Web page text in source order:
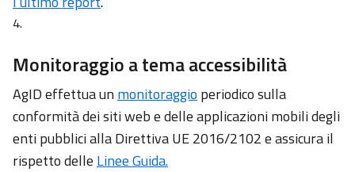
Monitoraggio a tema accessibilità
AgID effettua un monitoraggio periodico sulla
conformità dei siti web e delle applicazioni mobili degli
enti pubblici alla Direttiva UE 2016/2102 e assicura il
rispetto delle Linee Guida.